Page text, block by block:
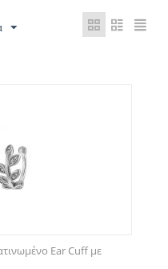
Ear Cuff με